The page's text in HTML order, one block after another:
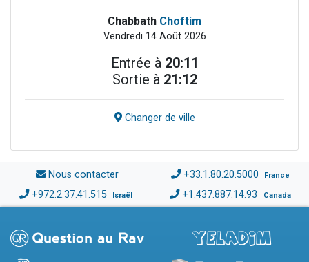
Chabbath Choftim
Vendredi 14 Août 2026
Entrée à 20:11
Sortie à 21:12
Changer de ville
Nous contacter +33.1.80.20.5000 France
+972.2.37.41.515 Israël +1.437.887.14.93 Canada